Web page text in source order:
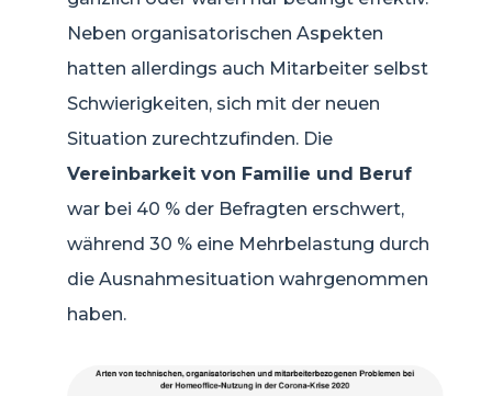
Neben organisatorischen Aspekten
hatten allerdings auch Mitarbeiter selbst
Schwierigkeiten, sich mit der neuen
Situation zurechtzufinden. Die
Vereinbarkeit von Familie und Beruf
war bei 40 % der Befragten erschwert,
während 30 % eine Mehrbelastung durch
die Ausnahmesituation wahrgenommen
haben.